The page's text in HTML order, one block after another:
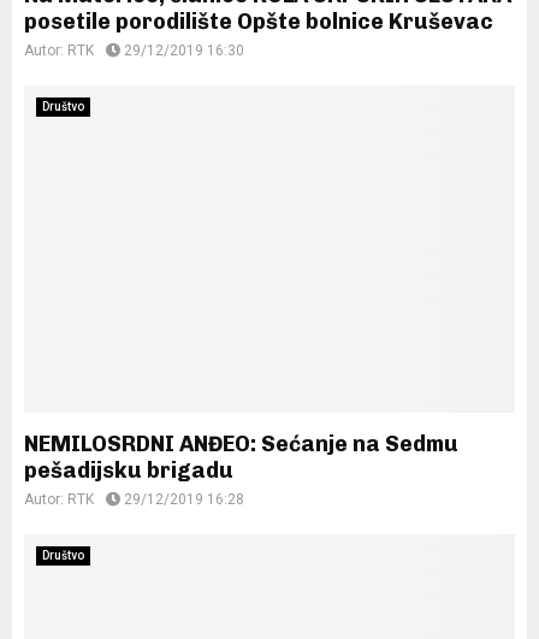
posetile porodilište Opšte bolnice Kruševac
Autor: RTK 29/12/2019 16:30
Društvo
NEMILOSRDNI ANĐEO: Sećanje na Sedmu
pešadijsku brigadu
Autor: RTK 29/12/2019 16:28
Društvo